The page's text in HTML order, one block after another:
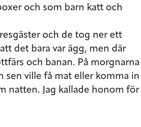
och som barn katt och
och de tog ner ett
det bara var ägg, men där
och banan. På morgnarna
sen ville få mat eller komma in
natten. Jag kallade honom för